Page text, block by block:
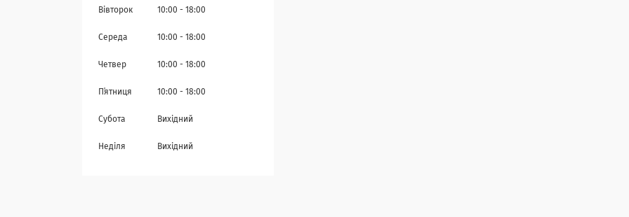
Вівторок 10:00 18:00
Середа 10:00 18:00
Четвер 10:00 18:00
Пʼятниця 10:00 18:00
Субота Вихідний
Неділя Вихідний